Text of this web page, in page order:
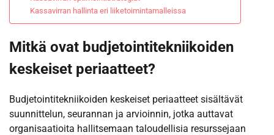
Kassavirran hallinta eri liiketoimintamalleissa
Mitkä ovat budjetointitekniikoiden
keskeiset periaatteet?
Budjetointitekniikoiden keskeiset periaatteet sisältävät
suunnittelun, seurannan ja arvioinnin, jotka auttavat
organisaatioita hallitsemaan taloudellisia resurssejaan